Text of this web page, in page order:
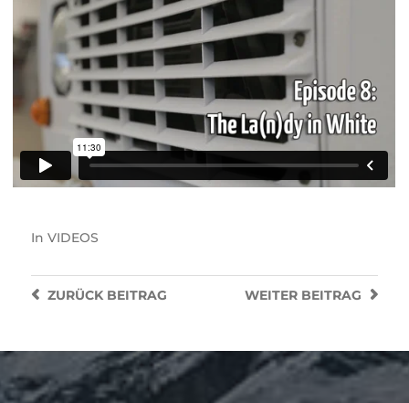
In VIDEOS
WEITER BEITRAG
ZURÜCKBEITRAG